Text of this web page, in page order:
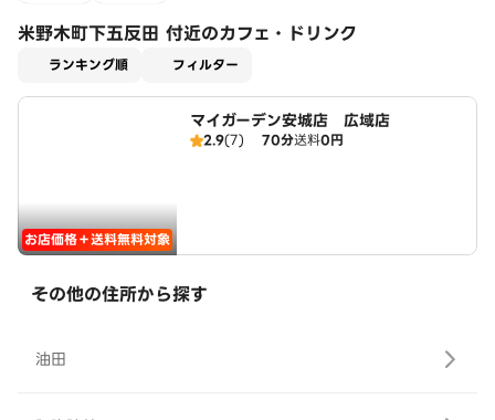
米野木町下五反田 付近のカフェ・ドリンク
ランキング順 フィルター
お店価格＋送料無料対象
マイガーデン安城店 広域店
2.9(7) 70分送料0円
その他の住所から探す
油田